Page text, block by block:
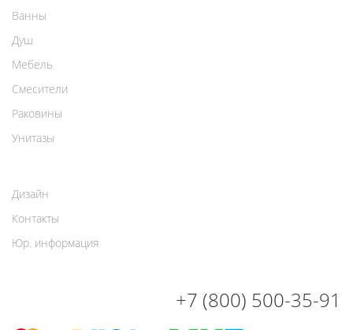
Ванны
Душ
Мебель
Смесители
Раковины
Унитазы
Дизайн
Контакты
Юр. информация
+7 (800) 500-35-91